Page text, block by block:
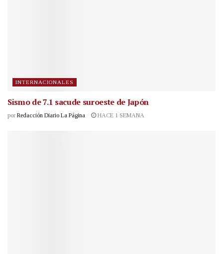
INTERNACIONALES
Sismo de 7.1 sacude suroeste de Japón
por Redacción Diario La Página HACE 1 SEMANA